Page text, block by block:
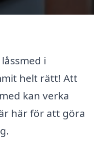
i
helt rätt! Att
kan verka
här för att göra